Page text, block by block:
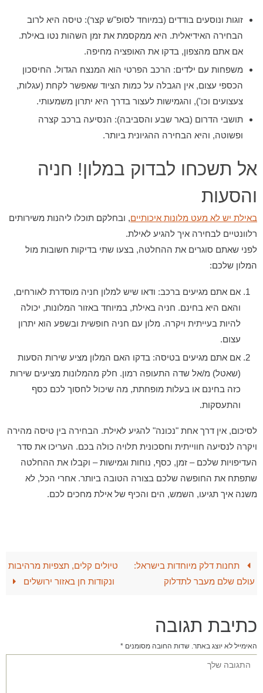
זוגות ונוסעים בודדים (במיוחד לסופ"ש קצר): טיסה היא לרוב
הבחירה האידיאלית. היא ממקסמת את זמן השהות נטו באילת.
אם אתם מהצפון, בדקו את האופציה מחיפה.
משפחות עם ילדים: הרכב הפרטי הוא המנצח הגדול. החיסכון
הכספי עצום, אין הגבלה על כמות הציוד שאפשר לקחת (עגלות,
צעצועים וכו'), והגמישות לעצור בדרך היא יתרון משמעותי.
תושבי הדרום (באר שבע והסביבה): הנסיעה ברכב קצרה
ופשוטה, והיא הבחירה ההגיונית ביותר.
אל תשכחו לבדוק במלון! חניה
והסעות
באילת יש לא מעט מלונות איכותיים, ובחלקם תוכלו ליהנות משירותים
רלוונטיים לבחירה איך להגיע לאילת.
לפני שאתם סוגרים את ההחלטה, בצעו שתי בדיקות חשובות מול
המלון שלכם:
אם אתם מגיעים ברכב: ודאו שיש למלון חניה מוסדרת לאורחים,
והאם היא בחינם. חניה באילת, במיוחד באזור המלונות, יכולה
להיות בעייתית ויקרה. מלון עם חניה חופשית ובשפע הוא יתרון
עצום.
אם אתם מגיעים בטיסה: בדקו האם המלון מציע שירות הסעות
(שאטל) מ/אל שדה התעופה רמון. חלק מהמלונות מציעים שירות
כזה בחינם או בעלות מופחתת, מה שיכול לחסוך לכם כסף
והתעסקות.
לסיכום, אין דרך אחת "נכונה" להגיע לאילת. הבחירה בין טיסה מהירה
ויקרה לנסיעה חווייתית וחסכונית תלויה כולה בכם. העריכו את סדר
העדיפויות שלכם – זמן, כסף, נוחות וגמישות – וקבלו את ההחלטה
שתפתח את החופשה שלכם בצורה הטובה ביותר. אחרי הכל, לא
משנה איך תגיעו, השמש, הים והכיף של אילת מחכים לכם.
תחנות דלק מיוחדות בישראל:
עולם שלם מעבר לתדלוק
טיולים קלים, תצפיות מרהיבות
ונקודות חן באזור ירושלים
כתיבת תגובה
האימייל לא יוצג באתר. שדות החובה מסומנים *